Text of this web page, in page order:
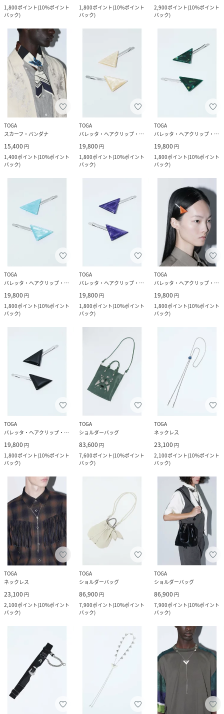
1,800ポイント(10%ポイント
バック)
1,800ポイント(10%ポイント
バック)
2,900ポイント(10%ポイント
バック)
TOGA
スカーフ・バンダナ
15,400 円
1,400ポイント(10%ポイント
バック)
TOGA
バレッタ・ヘアクリップ・ヘアピン
19,800 円
1,800ポイント(10%ポイント
バック)
TOGA
バレッタ・ヘアクリップ・ヘアピン
19,800 円
1,800ポイント(10%ポイント
バック)
TOGA
バレッタ・ヘアクリップ・ヘアピン
19,800 円
1,800ポイント(10%ポイント
バック)
TOGA
バレッタ・ヘアクリップ・ヘアピン
19,800 円
1,800ポイント(10%ポイント
バック)
TOGA
バレッタ・ヘアクリップ・ヘアピン
19,800 円
1,800ポイント(10%ポイント
バック)
TOGA
バレッタ・ヘアクリップ・ヘアピン
19,800 円
1,800ポイント(10%ポイント
バック)
TOGA
ショルダーバッグ
83,600 円
7,600ポイント(10%ポイント
バック)
TOGA
ネックレス
23,100 円
2,100ポイント(10%ポイント
バック)
TOGA
ネックレス
23,100 円
2,100ポイント(10%ポイント
バック)
TOGA
ショルダーバッグ
86,900 円
7,900ポイント(10%ポイント
バック)
TOGA
ショルダーバッグ
86,900 円
7,900ポイント(10%ポイント
バック)